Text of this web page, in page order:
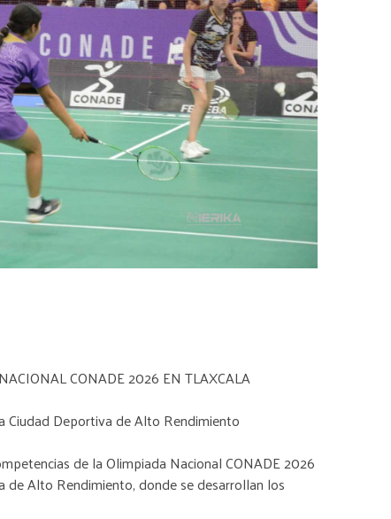
CONADE 2026 EN TLAXCALA
Ciudad Deportiva de Alto Rendimiento
de la Olimpiada Nacional CONADE 2026
de Alto Rendimiento, donde se desarrollan los